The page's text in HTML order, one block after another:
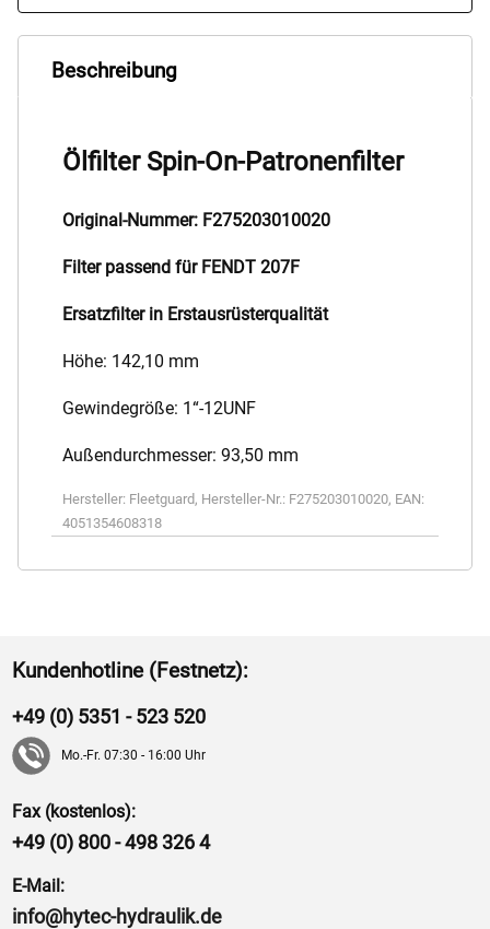
Beschreibung
Ölfilter Spin-On-Patronenfilter
Original-Nummer: F275203010020
Filter passend für FENDT 207F
Ersatzfilter in Erstausrüsterqualität
Höhe: 142,10 mm
Gewindegröße: 1“-12UNF
Außendurchmesser: 93,50 mm
Hersteller: Fleetguard, Hersteller-Nr.: F275203010020, EAN:
4051354608318
Kundenhotline (Festnetz):
+49 (0) 5351 - 523 520
Mo.-Fr. 07:30 - 16:00 Uhr
Fax (kostenlos):
+49 (0) 800 - 498 326 4
E-Mail:
info@hytec-hydraulik.de